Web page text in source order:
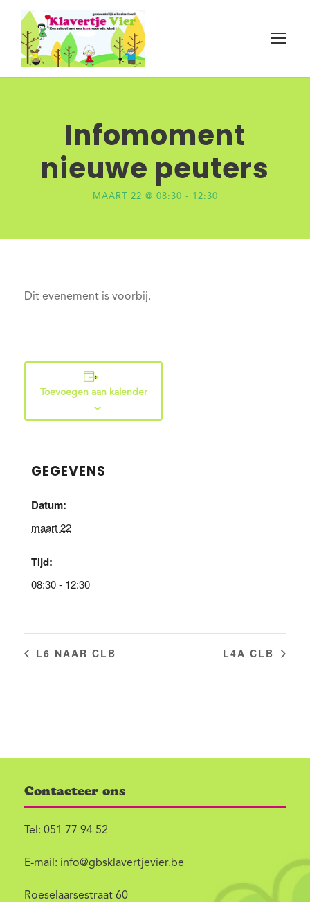
Infomoment
nieuwe peuters
MAART 22 @ 08:30 - 12:30
Dit evenement is voorbij.
Toevoegen aan kalender
GEGEVENS
Datum:
maart 22
Tijd:
08:30 - 12:30
L6 NAAR CLB L4A CLB
Contacteer ons
Tel: 051 77 94 52
E-mail: info@gbsklavertjevier.be
Roeselaarsestraat 60